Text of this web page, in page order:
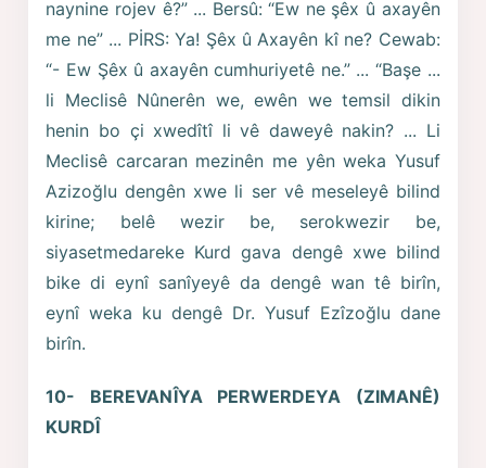
naynine rojev ê?” ... Bersû: “Ew ne şêx û axayên
me ne” ... PİRS: Ya! Şêx û Axayên kî ne? Cewab:
“- Ew Şêx û axayên cumhuriyetê ne.” ... “Başe ...
li Meclisê Nûnerên we, ewên we temsil dikin
henin bo çi xwedîtî li vê daweyê nakin? ... Li
Meclisê carcaran mezinên me yên weka Yusuf
Azizoğlu dengên xwe li ser vê meseleyê bilind
kirine; belê wezir be, serokwezir be,
siyasetmedareke Kurd gava dengê xwe bilind
bike di eynî sanîyeyê da dengê wan tê birîn,
eynî weka ku dengê Dr. Yusuf Ezîzoğlu dane
birîn.
10- BEREVANÎYA PERWERDEYA (ZIMANÊ)
KURDÎ